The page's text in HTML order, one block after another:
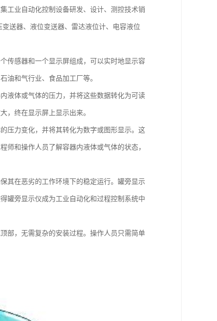
工业自动化控制设备研发、设计、测控技术销
送器、液位变送器、雷达液位计、电容液位
传感器和一个显示屏组成，可以实时地显示容
油和气行业、食品加工厂等。
液体或气体的压力，并将这些数据转化为可读
，终在显示屏上显示出来。
压力变化，并将其转化为数字或图形显示。这
师和操作人员了解容器内液体或气体的状态，
其在恶劣的工作环境下的稳定运行。罐旁显示
罐旁显示仪成为工业自动化和过程控制系统中
部，无需复杂的安装过程。操作人员只需简单